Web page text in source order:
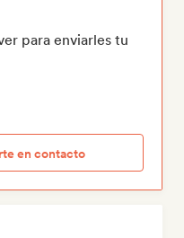
para enviarles tu
en contacto